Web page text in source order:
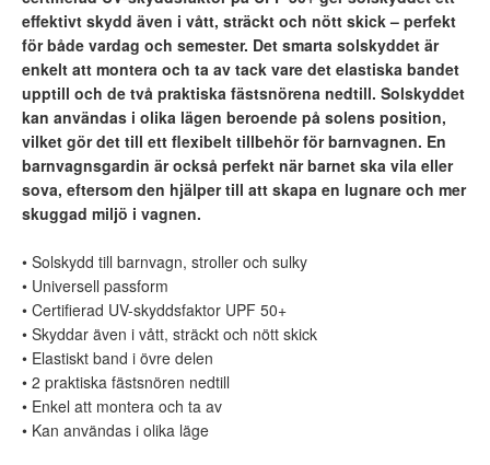
effektivt skydd även i vått, sträckt och nött skick – perfekt
för både vardag och semester. Det smarta solskyddet är
enkelt att montera och ta av tack vare det elastiska bandet
upptill och de två praktiska fästsnörena nedtill. Solskyddet
kan användas i olika lägen beroende på solens position,
vilket gör det till ett flexibelt tillbehör för barnvagnen. En
barnvagnsgardin är också perfekt när barnet ska vila eller
sova, eftersom den hjälper till att skapa en lugnare och mer
skuggad miljö i vagnen.
• Solskydd till barnvagn, stroller och sulky
• Universell passform
• Certifierad UV-skyddsfaktor UPF 50+
• Skyddar även i vått, sträckt och nött skick
• Elastiskt band i övre delen
• 2 praktiska fästsnören nedtill
• Enkel att montera och ta av
• Kan användas i olika läge